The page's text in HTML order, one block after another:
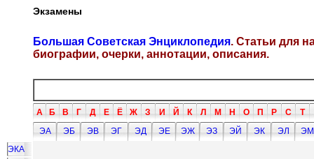
Экзамены
Большая Советская Энциклопедия. Статьи для
биографии, очерки, аннотации, описания.
А Б В Г Д Е Ё Ж З И Й К Л М Н О П Р С Т
ЭА
ЭБ ЭВ ЭГ ЭД ЭЕ ЭЖ ЭЗ ЭЙ ЭК ЭЛ
ЭМ
ЭКА